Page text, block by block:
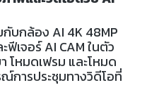
บกล้อง AI 4K 48MP
ฟีเจอร์ AI CAM ในตัว
โหมดเฟรม และโหมด
การประชุมทางวิดีโอที่